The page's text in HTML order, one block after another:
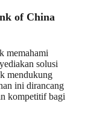
of China
memahami
solusi
mendukung
ini dirancang
kompetitif bagi